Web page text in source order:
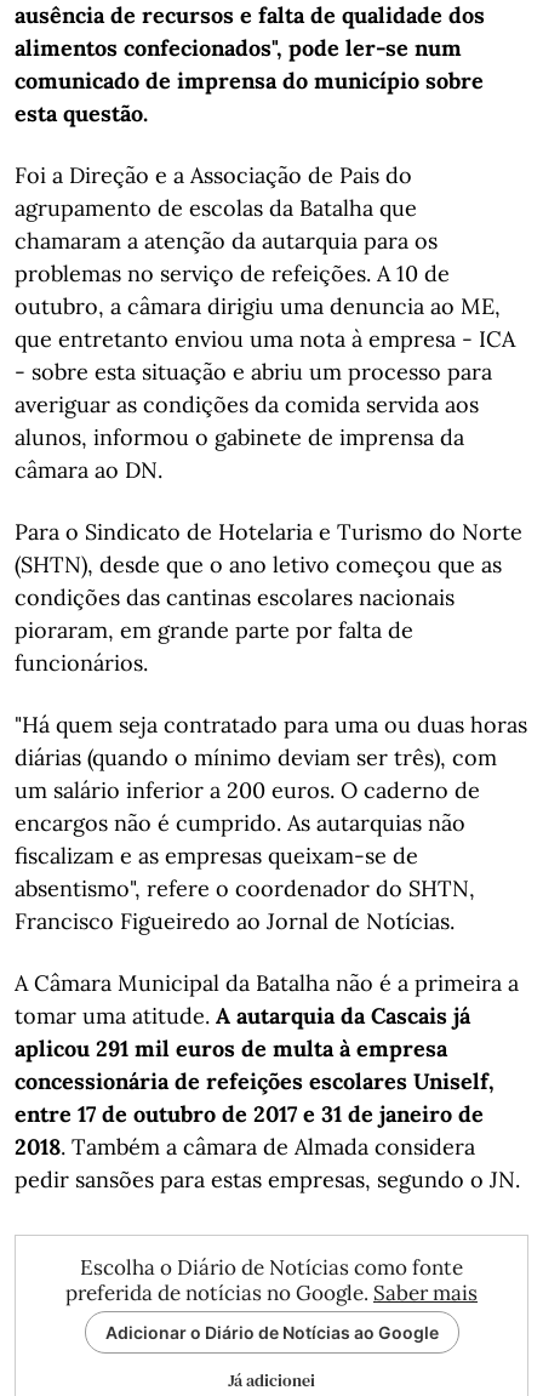
ausência de recursos e falta de qualidade dos
alimentos confecionados", pode ler-se num
comunicado de imprensa do município sobre
esta questão.
Foi a Direção e a Associação de Pais do
agrupamento de escolas da Batalha que
chamaram a atenção da autarquia para os
problemas no serviço de refeições. A 10 de
outubro, a câmara dirigiu uma denuncia ao ME,
que entretanto enviou uma nota à empresa - ICA
- sobre esta situação e abriu um processo para
averiguar as condições da comida servida aos
alunos, informou o gabinete de imprensa da
câmara ao DN.
Para o Sindicato de Hotelaria e Turismo do Norte
(SHTN), desde que o ano letivo começou que as
condições das cantinas escolares nacionais
pioraram, em grande parte por falta de
funcionários.
"Há quem seja contratado para uma ou duas horas
diárias (quando o mínimo deviam ser três), com
um salário inferior a 200 euros. O caderno de
encargos não é cumprido. As autarquias não
fiscalizam e as empresas queixam-se de
absentismo", refere o coordenador do SHTN,
Francisco Figueiredo ao Jornal de Notícias.
A Câmara Municipal da Batalha não é a primeira a
tomar uma atitude. A autarquia da Cascais já
aplicou 291 mil euros de multa à empresa
concessionária de refeições escolares Uniself,
entre 17 de outubro de 2017 e 31 de janeiro de
2018. Também a câmara de Almada considera
pedir sansões para estas empresas, segundo o JN.
Escolha o Diário de Notícias como fonte
preferida de notícias no Google. Saber mais
Adicionar o Diário de Notícias ao Google
Já adicionei